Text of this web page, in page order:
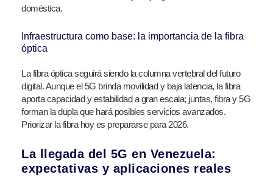
doméstica.
Infraestructura como base: la importancia de la fibra
óptica
La fibra óptica seguirá siendo la columna vertebral del futuro
digital. Aunque el 5G brinda movilidad y baja latencia, la fibra
aporta capacidad y estabilidad a gran escala; juntas, fibra y 5G
forman la dupla que hará posibles servicios avanzados.
Priorizar la fibra hoy es prepararse para 2026.
La llegada del 5G en Venezuela:
expectativas y aplicaciones reales